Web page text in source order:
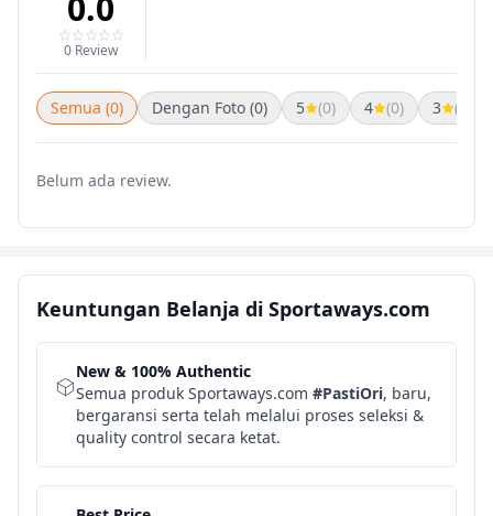
0 Review
Semua (0) Dengan Foto (0) 5 (0) 4 (0) 3 (0)
Belum ada review.
Keuntungan Belanja di Sportaways.com
New & 100% Authentic
Semua produk Sportaways.com #PastiOri, baru,
bergaransi serta telah melalui proses seleksi &
quality control secara ketat.